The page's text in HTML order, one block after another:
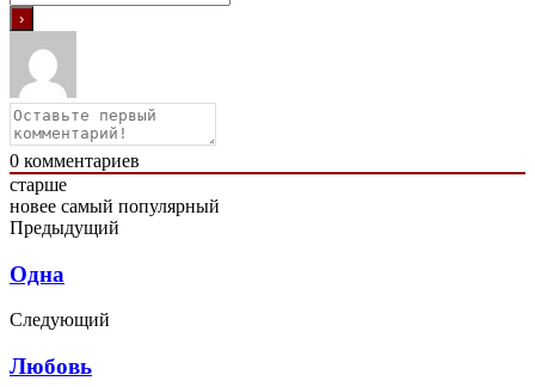
0 комментариев
старше
новее самый популярный
Предыдущий
Одна
Следующий
Любовь